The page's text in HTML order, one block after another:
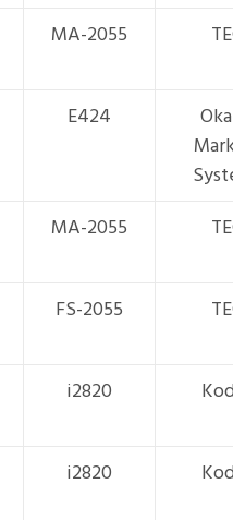
MA-2055
E424
MA-2055
FS-2055
i2820
i2820